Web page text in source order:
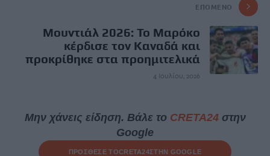
ΕΠΌΜΕΝΟ
Moυντιάλ 2026: Το Μαρόκο
κέρδισε τον Καναδά και
προκρίθηκε στα προημιτελικά
4 Ιουλίου, 2026
Μην χάνεις είδηση. Βάλε το CRETA24στην
Google
ΠΡΟΣΘΕΣΕ ΤΟCRETA24ΣΤΗΝ GOOGLE